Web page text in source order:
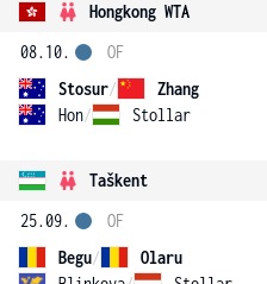
Hongkong WTA
08.10.
Stosur/
Zhang
Hon/ Stollar
OF
Taškent
25.09.
Begu/
Olaru
OF